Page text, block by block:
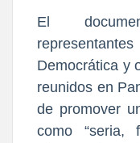
El
Democrática y
reunidos en
de promover
como “seria,